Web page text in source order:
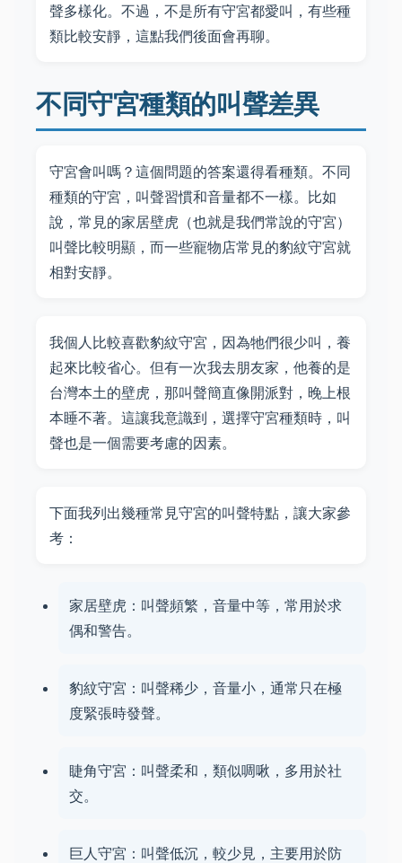
聲多樣化。不過，不是所有守宮都愛叫，有些種
類比較安靜，這點我們後面會再聊。
不同守宮種類的叫聲差異
守宮會叫嗎？這個問題的答案還得看種類。不同
種類的守宮，叫聲習慣和音量都不一樣。比如
說，常見的家居壁虎（也就是我們常說的守宮）
叫聲比較明顯，而一些寵物店常見的豹紋守宮就
相對安靜。
我個人比較喜歡豹紋守宮，因為牠們很少叫，養
起來比較省心。但有一次我去朋友家，他養的是
台灣本土的壁虎，那叫聲簡直像開派對，晚上根
本睡不著。這讓我意識到，選擇守宮種類時，叫
聲也是一個需要考慮的因素。
下面我列出幾種常見守宮的叫聲特點，讓大家參
考：
家居壁虎：叫聲頻繁，音量中等，常用於求
偶和警告。
豹紋守宮：叫聲稀少，音量小，通常只在極
度緊張時發聲。
睫角守宮：叫聲柔和，類似啁啾，多用於社
交。
巨人守宮：叫聲低沉，較少見，主要用於防